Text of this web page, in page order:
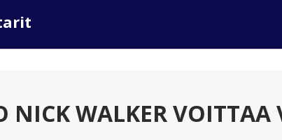
NICK WALKER